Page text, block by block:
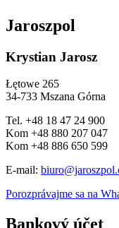
Jaroszpol
Krystian Jarosz
Łętowe 265
34-733 Mszana Górna
Tel. +48 18 47 24 900
Kom +48 880 207 047
Kom +48 886 650 599
E-mail:
Porozprávajme sa na
Bankový účet